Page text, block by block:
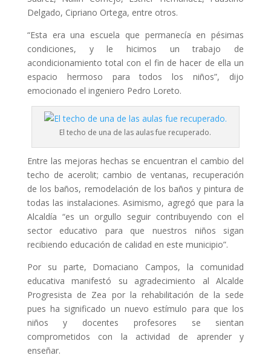
Delgado, Cipriano Ortega, entre otros.
“Esta era una escuela que permanecía en pésimas
condiciones, y le hicimos un trabajo de
acondicionamiento total con el fin de hacer de ella un
espacio hermoso para todos los niños”, dijo
emocionado el ingeniero Pedro Loreto.
El techo de una de las aulas fue recuperado.
Entre las mejoras hechas se encuentran el cambio del
techo de acerolit; cambio de ventanas, recuperación
de los baños, remodelación de los baños y pintura de
todas las instalaciones. Asimismo, agregó que para la
Alcaldía “es un orgullo seguir contribuyendo con el
sector educativo para que nuestros niños sigan
recibiendo educación de calidad en este municipio”.
Por su parte, Domaciano Campos, la comunidad
educativa manifestó su agradecimiento al Alcalde
Progresista de Zea por la rehabilitación de la sede
pues ha significado un nuevo estímulo para que los
niños y docentes profesores se sientan
comprometidos con la actividad de aprender y
enseñar.